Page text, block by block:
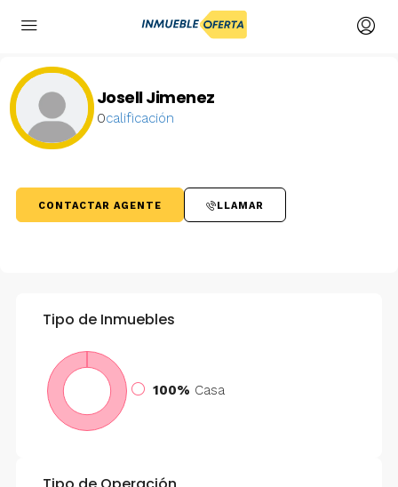
Josell Jimenez
0calificación
CONTACTAR AGENTE LLAMAR
Tipo de Inmuebles
100% Casa